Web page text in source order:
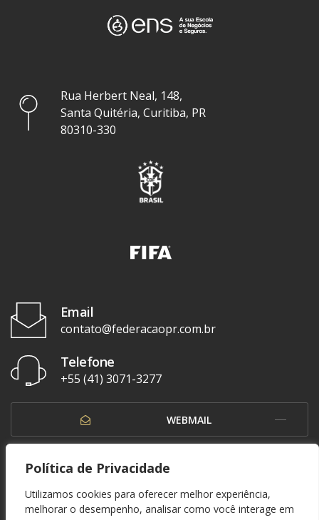
Política de Privacidade
Utilizamos cookies para oferecer melhor experiência,
melhorar o desempenho, analisar como você interage em
Rua Herbert Neal, 148,
Santa Quitéria, Curitiba, PR
80310-330
Email
contato@federacaopr.com.br
Telefone
+55 (41) 3071-3277
WEBMAIL
OUVIDORIA